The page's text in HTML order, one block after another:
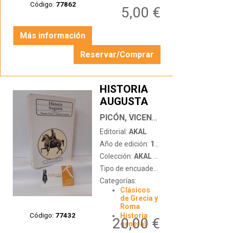
Código: 77862 5,00 €
Más información
Reservar/Comprar
Código: 77432
HISTORIA
AUGUSTA
PICÓN, VICENTE Y GASCÓN, ANTONIO (ED.)
Editorial: AKAL
Año de edición: 1989
Colección: AKAL CLÁSICA
Tipo de encuadernación:
Categorías:
Clásicos
de Grecia y
Roma
Historia
general
20,00 €